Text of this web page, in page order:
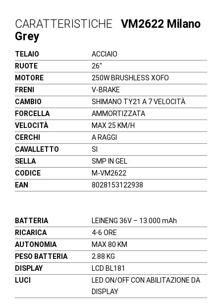
CARATTERISTICHE
VM2622 Milano
Grey
TELAIO
ACCIAIO
RUOTE
26″
MOTORE
250W BRUSHLESS XOFO
FRENI
V-BRAKE
CAMBIO
SHIMANO TY21 A 7 VELOCITÀ
FORCELLA
AMMORTIZZATA
VELOCITÀ
MAX 25 KM/H
CERCHI
A RAGGI
CAVALLETTO
SI
SELLA
SMP IN GEL
CODICE
M-VM2622
EAN
8028153122938
BATTERIA
LEINENG 36V – 13.000 mAh
RICARICA
4-6 ORE
AUTONOMIA
MAX 80 KM
PESO BATTERIA
2.88 KG
DISPLAY
LCD BL181
LUCI
LED ON/OFF CON ABILITAZIONE DA
DISPLAY